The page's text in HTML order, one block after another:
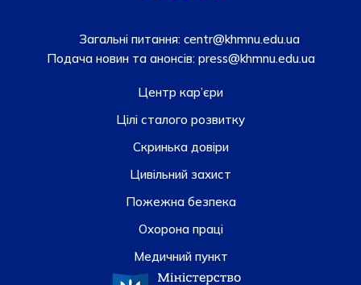
Загальні питання: centr@khmnu.edu.ua
Подача новин та анонсів:press@khmnu.edu.ua
Центр кар’єри
Цілі сталого розвитку
Скринька довiри
Цивільний захист
Пожежна безпека
Охорона праці
Медичний пункт